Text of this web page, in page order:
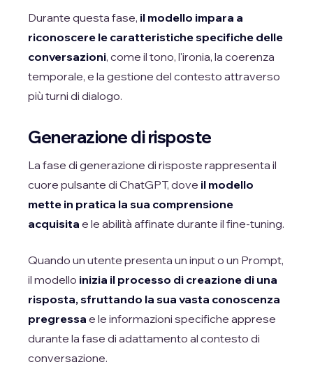
Durante questa fase, il modello impara a
riconoscere le caratteristiche specifiche delle
conversazioni, come il tono, l'ironia, la coerenza
temporale, e la gestione del contesto attraverso
più turni di dialogo.
Generazione di risposte
La fase di generazione di risposte rappresenta il
cuore pulsante di ChatGPT, dove il modello
mette in pratica la sua comprensione
acquisita e le abilità affinate durante il fine-tuning.
Quando un utente presenta un input o un Prompt,
il modello inizia il processo di creazione di una
risposta, sfruttando la sua vasta conoscenza
pregressa e le informazioni specifiche apprese
durante la fase di adattamento al contesto di
conversazione.